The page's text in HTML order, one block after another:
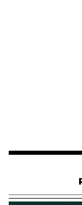
และมองว่าการแ
หลายล้านบัญชี ท